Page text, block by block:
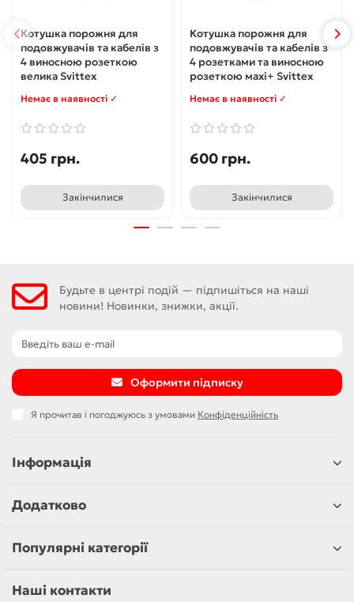
Котушка порожня для
подовжувачів та кабелів з
4 виносною розеткою
велика Svittex
Немає в наявності ✓
405 грн.
Закінчилися
Котушка порожня для
подовжувачів та кабелів з
4 розетками та виносною
розеткою махі+ Svittex
Немає в наявності ✓
600 грн.
Закінчилися
Будьте в центрі подій — підпишіться на наші
новини! Новинки, знижки, акції.
Оформити підписку
Я прочитав і погоджуюсь з умовами Конфіденційність
Інформація
Додатково
Популярні категорії
Наші контакти